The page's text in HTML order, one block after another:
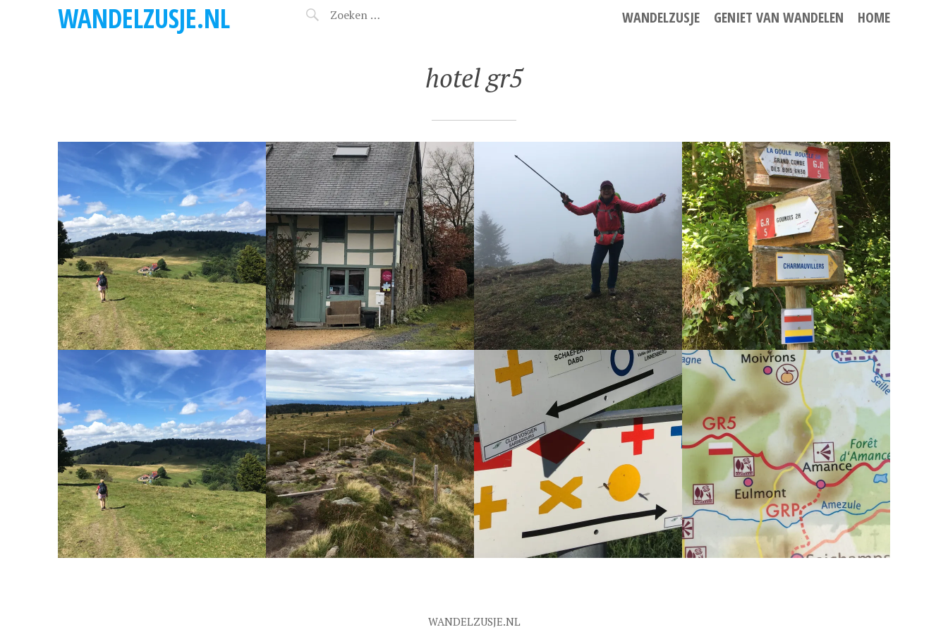
WANDELZUSJE.NL WANDELZUSJE GENIET VAN WANDELEN HOME
hotel gr5
BELGISCHE ARDENNEN
GR5 VAN LES BRENETS
(VILLERS-LE-LAC) NAAR
NYON
GR5 VAN BELFORT
NAAR LES BRENETS
GR5 VAN SCHIRMECK
NAAR METZERAL (FR)
GR5 VAN SALONNES
NAAR SCHIRMECK (FR)
GR5 RONGEUVILLE –
SALONNES
WANDELZUSJE.NL